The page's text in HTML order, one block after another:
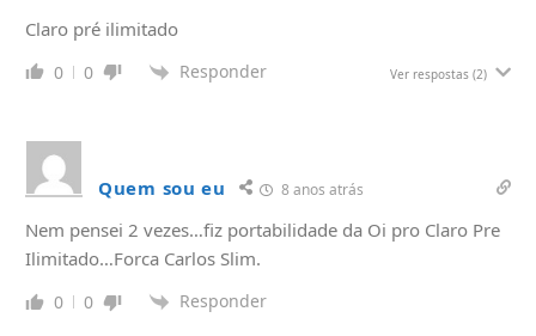
Claro pré ilimitado
0 0 Responder Ver respostas (2)
Quem sou eu 8 anos atrás
Nem pensei 2 vezes…fiz portabilidade da Oi pro Claro Pre
Ilimitado…Forca Carlos Slim.
0 0 Responder